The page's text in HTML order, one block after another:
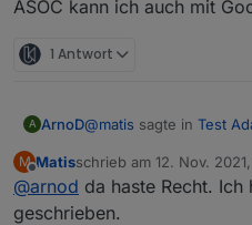
ASOC kann ich auch mit
1 Antwort
A ArnoD@matis sagte in Test
den DC Ertrag gabe
M
Offline
Matisschrieb am 12. Nov.
zuletzt editiert von
@arnod da haste Recht.
geschrieben.